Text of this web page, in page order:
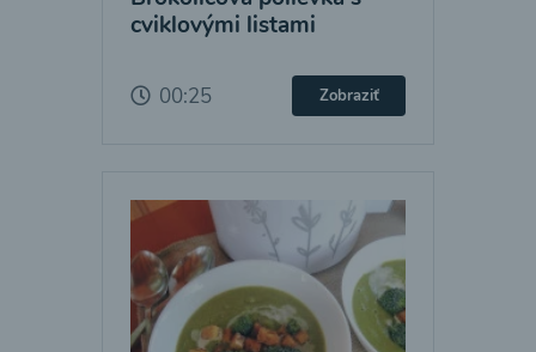
cviklovými listami
00:25 Zobraziť